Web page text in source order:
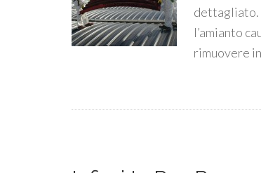
dettagliato.
l’amianto
rimuovere